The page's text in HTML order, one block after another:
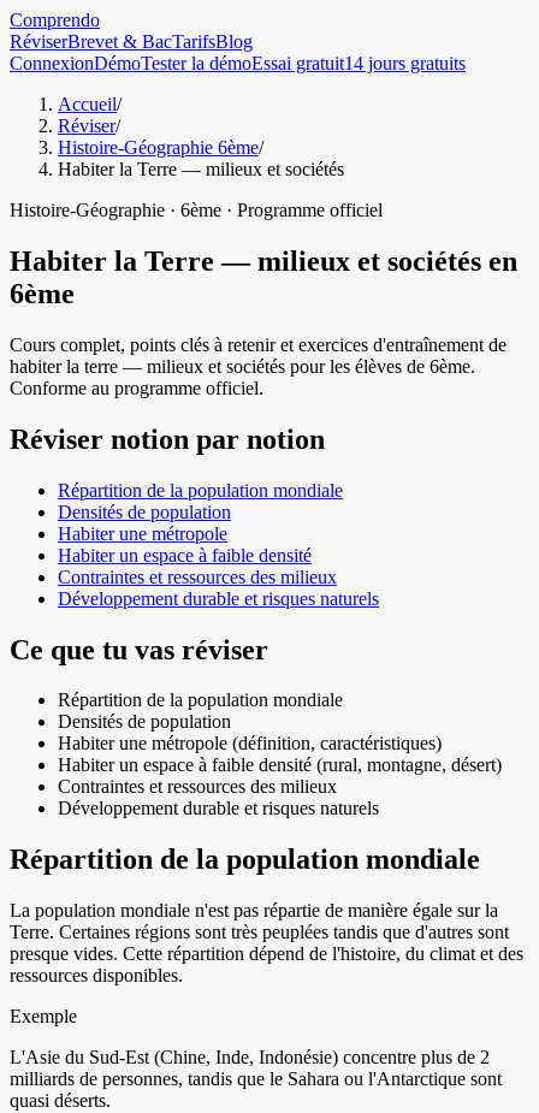
Comprendo
RéviserBrevet & BacTarifsBlog
ConnexionDémoTester la démoEssai gratuit14 jours gratuits
Accueil/
Réviser/
Histoire-Géographie 6ème/
Habiter la Terre — milieux et sociétés
Histoire-Géographie · 6ème · Programme officiel
Habiter la Terre — milieux et sociétés en
6ème
Cours complet, points clés à retenir et exercices d'entraînement de
habiter la terre — milieux et sociétés pour les élèves de 6ème.
Conforme au programme officiel.
Réviser notion par notion
Répartition de la population mondiale
Densités de population
Habiter une métropole
Habiter un espace à faible densité
Contraintes et ressources des milieux
Développement durable et risques naturels
Ce que tu vas réviser
Répartition de la population mondiale
Densités de population
Habiter une métropole (définition, caractéristiques)
Habiter un espace à faible densité (rural, montagne, désert)
Contraintes et ressources des milieux
Développement durable et risques naturels
Répartition de la population mondiale
La population mondiale n'est pas répartie de manière égale sur la
Terre. Certaines régions sont très peuplées tandis que d'autres sont
presque vides. Cette répartition dépend de l'histoire, du climat et des
ressources disponibles.
Exemple
L'Asie du Sud-Est (Chine, Inde, Indonésie) concentre plus de 2
milliards de personnes, tandis que le Sahara ou l'Antarctique sont
quasi déserts.